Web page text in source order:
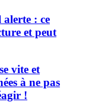
alerte : ce
et peut
vite et
à ne pas
!